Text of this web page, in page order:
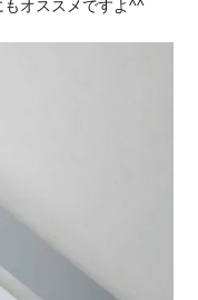
オススメですよ^^